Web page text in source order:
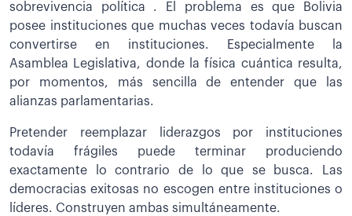
sobrevivencia política . El problema es que Bolivia
posee instituciones que muchas veces todavía buscan
convertirse en instituciones. Especialmente la
Asamblea Legislativa, donde la física cuántica resulta,
por momentos, más sencilla de entender que las
alianzas parlamentarias.
Pretender reemplazar liderazgos por instituciones
todavía frágiles puede terminar produciendo
exactamente lo contrario de lo que se busca. Las
democracias exitosas no escogen entre instituciones o
líderes. Construyen ambas simultáneamente.